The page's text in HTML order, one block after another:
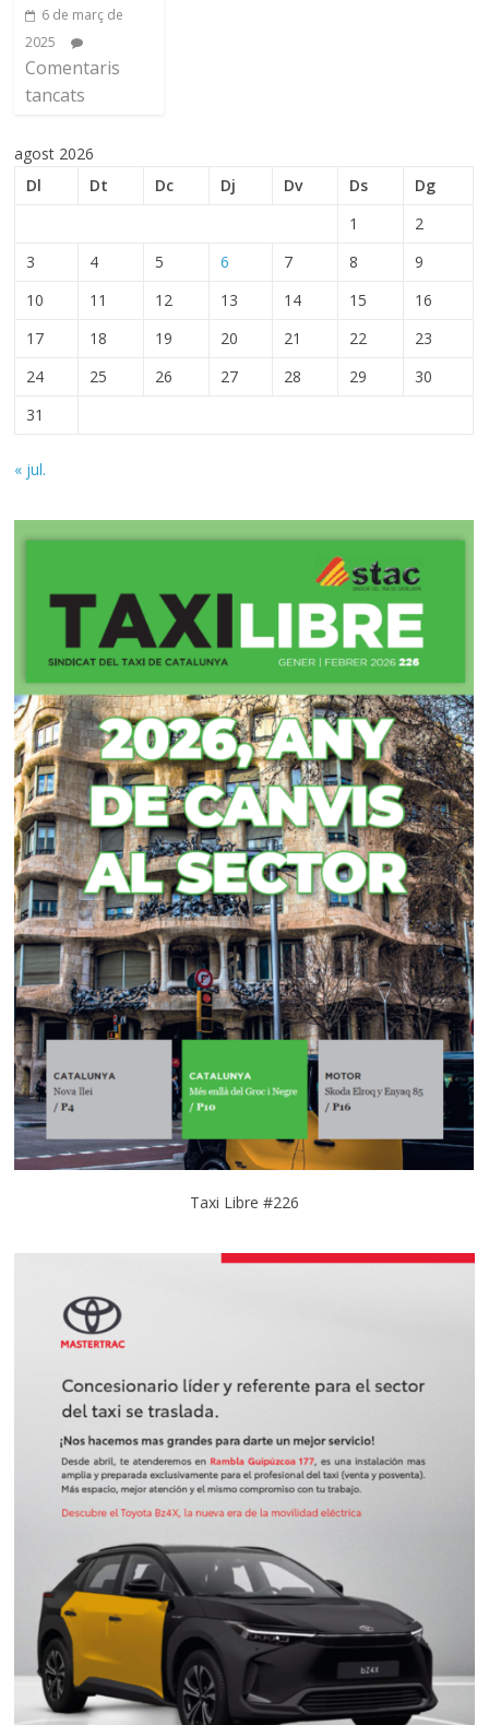
6 de març de
2025
Comentaris
tancats
agost 2026
Dl
Dt Dc Dj Dv Ds
Dg
1
2
3
4 5 6 7 8
9
10
11 12 13 14 15
16
17
18 19 20 21 22
23
24
25 26 27 28 29
30
31
« jul.
Taxi Libre #226